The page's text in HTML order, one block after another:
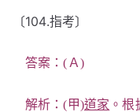
〔104.指考〕
答案：(Ａ)
解析：(甲)道家 。